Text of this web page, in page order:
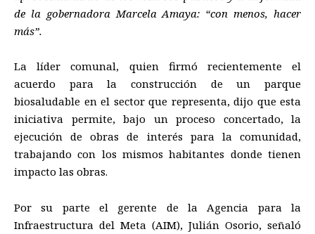
de la gobernadora Marcela Amaya: “con menos, hacer
más”.
Lalíder comunal, quien firmó recientemente el
acuerdo para la construcción de un parque
biosaludable en el sector que representa, dijo que esta
iniciativa permite, bajo un proceso concertado, la
ejecución de obras de interés para la comunidad,
trabajando con los mismos habitantes donde tienen
impacto las obras.
Por su parte el gerente de la Agencia para la
Infraestructura del Meta (AIM), Julián Osorio, señaló